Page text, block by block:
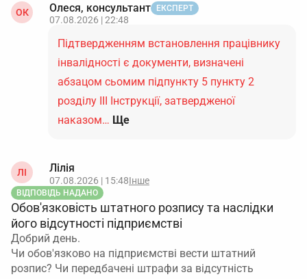
ОК Олеся, консультант ЕКСПЕРТ
07.08.2026 | 22:48
Підтвердженням встановлення працівнику
інвалідності є документи, визначені
абзацом сьомим підпункту 5 пункту 2
розділу ІІІ Інструкції, затвердженої
наказом… Ще
ЛІ Лілія
07.08.2026 | 15:48Інше
ВІДПОВІДЬ НАДАНО
Обов'язковість штатного розпису та наслідки
його відсутності підприємстві
Добрий день.
Чи обов'язково на підприємстві вести штатний
розпис? Чи передбачені штрафи за відсутність